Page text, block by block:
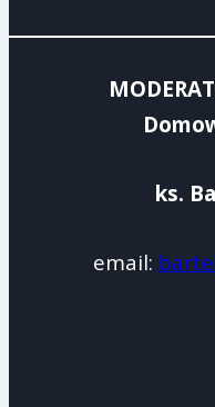
ks.
email: